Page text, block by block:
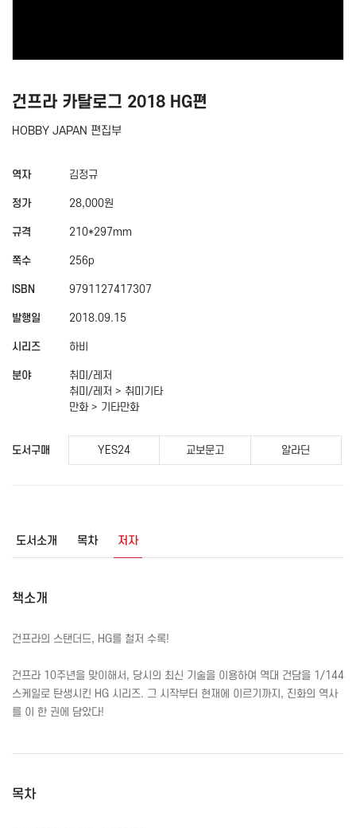
건프라 카탈로그 2018 HG편
HOBBY JAPAN 편집부
역자 김정규
정가 28,000원
규격 210*297mm
쪽수 256p
ISBN 9791127417307
발행일 2018.09.15
시리즈 하비
분야
취미/레저
취미/레저 > 취미기타
만화 > 기타만화
도서구매 YES24 교보문고 알라딘
도서소개 목차 저자
책소개
건프라의 스탠더드, HG를 철저 수록!
건프라 10주년을 맞이해서, 당시의 최신 기술을 이용하여 역대 건담을 1/144
스케일로 탄생시킨 HG 시리즈. 그 시작부터 현재에 이르기까지, 진화의 역사
를 이 한 권에 담았다!
목차